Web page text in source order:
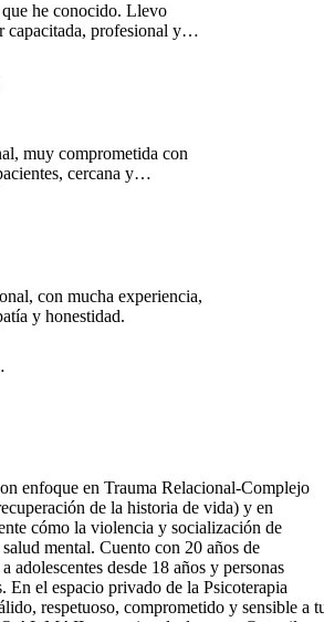
he conocido. Llevo
capacitada, profesional y
muy comprometida con
cercana y
y capacidad para generar
la diferencia en este
con mucha experiencia,
y honestidad.
enfoque en Trauma Relacional-Complejo
de la historia de vida) y en
cómo la violencia y socialización de
mental. Cuento con 20 años de
adolescentes desde 18 años y personas
En el espacio privado de la Psicoterapia
respetuoso, comprometido y sensible a